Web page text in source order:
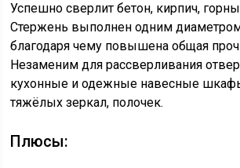
Успешно сверлит бетон, кирпич,
Стержень выполнен одним
благодаря чему повышена общая
Незаменим для рассверливания
кухонные и одежные навесные
тяжёлых зеркал, полочек.
Плюсы: